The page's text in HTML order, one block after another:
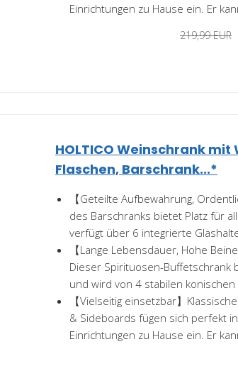
Einrichtungen zu Hause ein. Er
219,99 EUR
HOLTICO Weinschrank
Flaschen, Barschrank...*
【Geteilte Aufbewahrung,
des Barschranks bietet Platz für
verfügt über 6 integrierte
【Lange Lebensdauer, Hohe
Dieser Spirituosen-Buffetschrank
und wird von 4 stabilen konischen
【Vielseitig einsetzbar】
& Sideboards fügen sich perfekt
Einrichtungen zu Hause ein. Er